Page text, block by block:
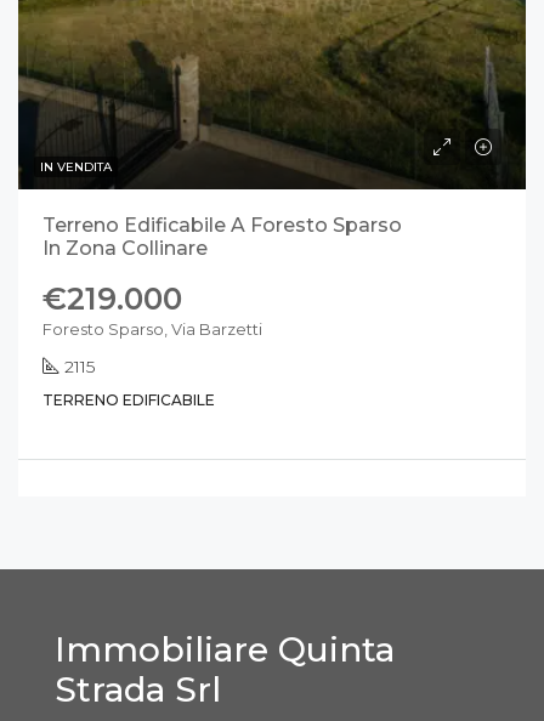
IN VENDITA
Terreno Edificabile A Foresto Sparso
In Zona Collinare
€219.000
Foresto Sparso, Via Barzetti
2115
TERRENO EDIFICABILE
Immobiliare Quinta
Strada Srl